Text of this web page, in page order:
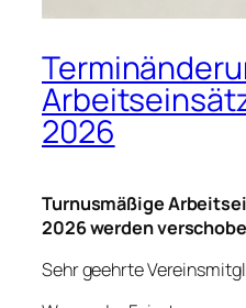
2026
Turnusmäßige
2026 werden
Sehr geehrte